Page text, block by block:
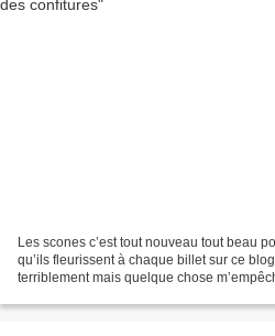
Les scones c’est tout nouveau tout beau
qu’ils fleurissent à chaque billet sur ce
terriblement mais quelque chose